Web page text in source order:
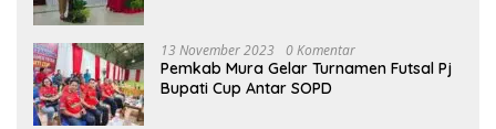
13 November 2023 0 Komentar
Pemkab Mura Gelar Turnamen Futsal Pj
Bupati Cup Antar SOPD